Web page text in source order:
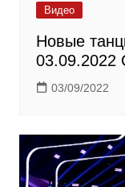
Видео
Новые
03.09.2022
03/09/2022